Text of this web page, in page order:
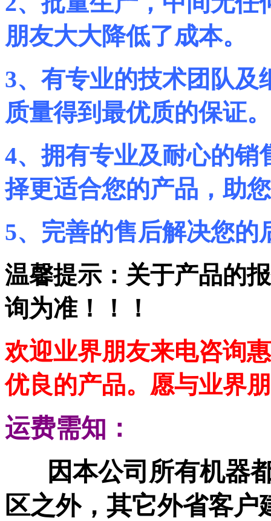
朋友大大降低了成本。
3、 有专业的技术团队及
质量得到最优质的保证。
4、拥有专业及耐心的销
择更适合您的产品，助
5、 完善的售后解决您的
温馨提示：关于产品的
询为准！！！
欢迎业界朋友来电咨询
优良的产品。愿与业界
运费需知：
因本公司所有机器
区之外，其它外省客